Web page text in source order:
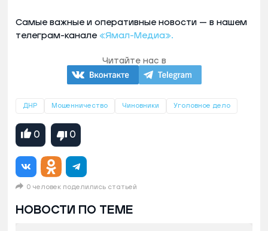
Самые важные и оперативные новости — в нашем
телеграм-канале «Ямал-Медиа».
Читайте нас в
ДНР Мошенничество Чиновники Уголовное дело
0 0
0 человек поделились статьей
НОВОСТИ ПО ТЕМЕ